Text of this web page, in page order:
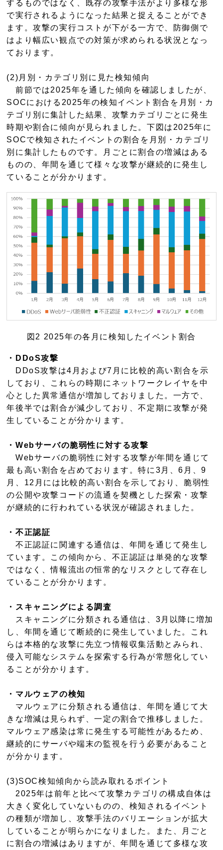
するものではなく、既存の攻撃手法がより多様な形
で実行されるようになった結果と捉えることができ
ます。攻撃の実行コストが下がる一方で、防御側で
はより幅広い観点での対策が求められる状況となっ
ております。
(2)月別・カテゴリ別に見た検知傾向
前節では2025年を通した傾向を確認しましたが、
SOCにおける2025年の検知イベント割合を月別・カ
テゴリ別に集計した結果、攻撃カテゴリごとに発生
時期や割合に傾向が見られました。下図は2025年に
SOCで検知されたイベントの割合を月別・カテゴリ
別に集計したものです。月ごとに割合の増減はある
ものの、年間を通じて様々な攻撃が継続的に発生し
ていることが分かります。
図2 2025年の各月に検知したイベント割合
・DDoS攻撃
DDoS攻撃は4月および7月に比較的高い割合を示
しており、これらの時期にネットワークレイヤを中
心とした異常通信が増加しておりました。一方で、
年後半では割合が減少しており、不定期に攻撃が発
生していることが分かります。
・Webサーバの脆弱性に対する攻撃
Webサーバの脆弱性に対する攻撃が年間を通じて
最も高い割合を占めております。特に3月、6月、9
月、12月には比較的高い割合を示しており、脆弱性
の公開や攻撃コードの流通を契機とした探索・攻撃
が継続的に行われている状況が確認されました。
・不正認証
不正認証に関連する通信は、年間を通じて発生し
ています。この傾向から、不正認証は単発的な攻撃
ではなく、情報流出の恒常的なリスクとして存在し
ていることが分かります。
・スキャニングによる調査
スキャニングに分類される通信は、3月以降に増加
し、年間を通じて断続的に発生していました。これ
らは本格的な攻撃に先立つ情報収集活動とみられ、
侵入可能なシステムを探索する行為が常態化してい
ることが分かります。
・マルウェアの検知
マルウェアに分類される通信は、年間を通じて大
きな増減は見られず、一定の割合で推移しました。
マルウェア感染は常に発生する可能性があるため、
継続的にサーバや端末の監視を行う必要があること
が分かります。
(3)SOC検知傾向から読み取れるポイント
2025年は前年と比べて攻撃カテゴリの構成自体は
大きく変化していないものの、検知されるイベント
の種類が増加し、攻撃手法のバリエーションが拡大
していることが明らかになりました。また、月ごと
に割合の増減はありますが、年間を通じて多様な攻